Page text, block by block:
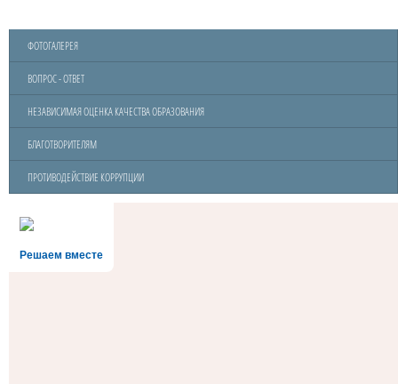
ФОТОГАЛЕРЕЯ
ВОПРОС - ОТВЕТ
НЕЗАВИСИМАЯ ОЦЕНКА КАЧЕСТВА ОБРАЗОВАНИЯ
БЛАГОТВОРИТЕЛЯМ
ПРОТИВОДЕЙСТВИЕ КОРРУПЦИИ
Решаем вместе